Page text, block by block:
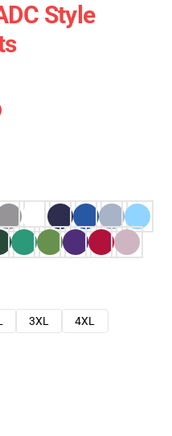
Style
3XL
4XL